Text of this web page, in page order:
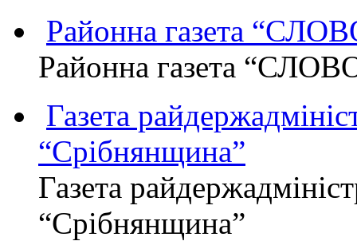
Районна газета
Районна газета
Газета
“Срібнянщина”
Газета
“Срібнянщина”